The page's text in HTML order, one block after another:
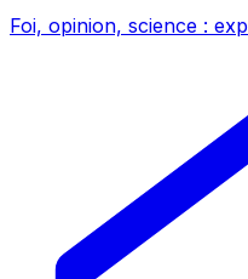
Foi, opinion, science :